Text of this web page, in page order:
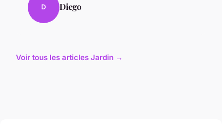
D Diego
Voir tous les articles Jardin →